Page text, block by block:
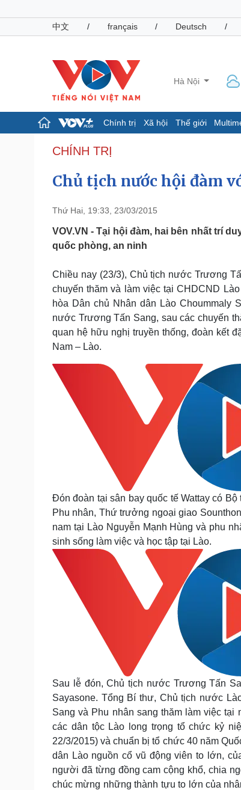
中文
/ français / Deutsch /
Hà Nội
Chính trị Xã hội Thế giới
Chính trị
Tổ chức nhân sự
Quốc hội
Dự báo thời tiết
Giáo dục
Biển đảo
Pháp luật
Tin nóng
Tư vấn luật
Việt Nam
Phân tích
Sức khỏe
Dinh dưỡng - món ngon
Cây thuốc
Sản phụ khoa
Nhi khoa
Nam khoa
Làm đẹp - giảm cân
Phòng mạch online
Ăn sạch sống khỏe
Đời sống
Blog
Tình yêu - Gia
CHÍNH TRỊ
Chủ tịch nước hội đàm
Thứ Hai, 19:33, 23/03/2015
VOV.VN - Tại hội đàm, hai bên nhất trí
quốc phòng, an ninh
Chiều nay (23/3), Chủ tịch nước Trương
chuyến thăm và làm việc tại CHDCND
hòa Dân chủ Nhân dân Lào Choummaly
nước Trương Tấn Sang, sau các chuyến
quan hệ hữu nghị truyền thống, đoàn kết
Nam – Lào.
Đón đoàn tại sân bay quốc tế Wattay có
Phu nhân, Thứ trưởng ngoại giao
nam tại Lào Nguyễn Mạnh Hùng và phu
sinh sống làm việc và học tập tại Lào.
Sau lễ đón, Chủ tịch nước Trương Tấn
Sayasone. Tổng Bí thư, Chủ tịch nước
Sang và Phu nhân sang thăm làm việc
các dân tộc Lào long trọng tổ chức kỷ
22/3/2015) và chuẩn bị tổ chức 40 năm
dân Lào nguồn cổ vũ động viên to lớn,
người đã từng đồng cam cộng khổ, chia
chúc mừng những thành tựu to lớn của